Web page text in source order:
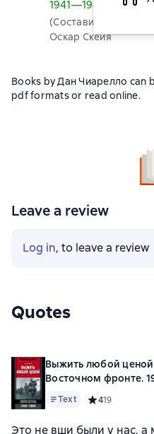
1941—1945
(Составитель)
Оскар Скейя
Books by Дан Чиарелло can
pdf formats or read online.
Leave a review
Log in, to leave a review
Quotes
Выжить любой
Восточном фронте.
Text Средний
419
Это не вши были у нас, а